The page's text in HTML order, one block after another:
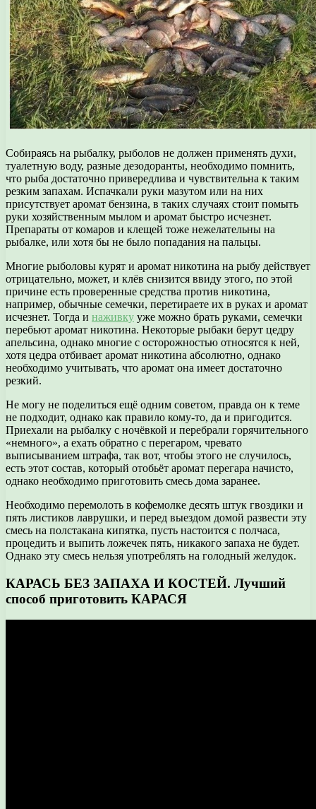
Собираясь на рыбалку, рыболов не должен применять духи,
туалетную воду, разные дезодоранты, необходимо помнить,
что рыба достаточно привередлива и чувствительна к таким
резким запахам. Испачкали руки мазутом или на них
присутствует аромат бензина, в таких случаях стоит помыть
руки хозяйственным мылом и аромат быстро исчезнет.
Препараты от комаров и клещей тоже нежелательны на
рыбалке, или хотя бы не было попадания на пальцы.
Многие рыболовы курят и аромат никотина на рыбу действует
отрицательно, может, и клёв снизится ввиду этого, по этой
причине есть проверенные средства против никотина,
например, обычные семечки, перетираете их в руках и аромат
исчезнет. Тогда и наживку уже можно брать руками, семечки
перебьют аромат никотина. Некоторые рыбаки берут цедру
апельсина, однако многие с осторожностью относятся к ней,
хотя цедра отбивает аромат никотина абсолютно, однако
необходимо учитывать, что аромат она имеет достаточно
резкий.
Не могу не поделиться ещё одним советом, правда он к теме
не подходит, однако как правило кому-то, да и пригодится.
Приехали на рыбалку с ночёвкой и перебрали горячительного
«немного», а ехать обратно с перегаром, чревато
выписыванием штрафа, так вот, чтобы этого не случилось,
есть этот состав, который отобьёт аромат перегара начисто,
однако необходимо приготовить смесь дома заранее.
Необходимо перемолоть в кофемолке десять штук гвоздики и
пять листиков лаврушки, и перед выездом домой развести эту
смесь на полстакана кипятка, пусть настоится с полчаса,
процедить и выпить ложечек пять, никакого запаха не будет.
Однако эту смесь нельзя употреблять на голодный желудок.
КАРАСЬ БЕЗ ЗАПАХА И КОСТЕЙ. Лучший
способ приготовить КАРАСЯ